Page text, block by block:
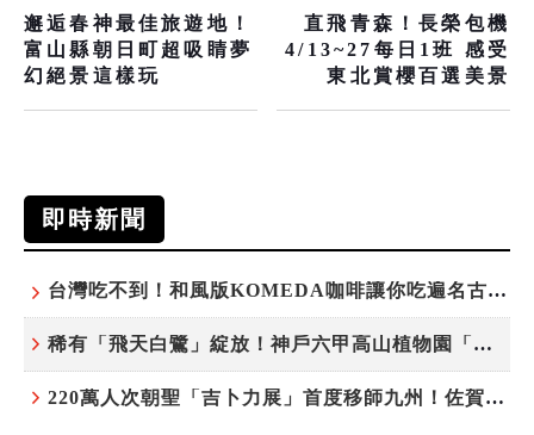
邂逅春神最佳旅遊地！
富山縣朝日町超吸睛夢
幻絕景這樣玩
直飛青森！長榮包機
4/13~27每日1班 感受
東北賞櫻百選美景
即時新聞
台灣吃不到！和風版KOMEDA咖啡讓你吃遍名古屋在地美食
稀有「飛天白鷺」綻放！神戶六甲高山植物園「鷺草」珍貴現身
220萬人次朝聖「吉卜力展」首度移師九州！佐賀站早鳥平日套票8/10搶先開賣